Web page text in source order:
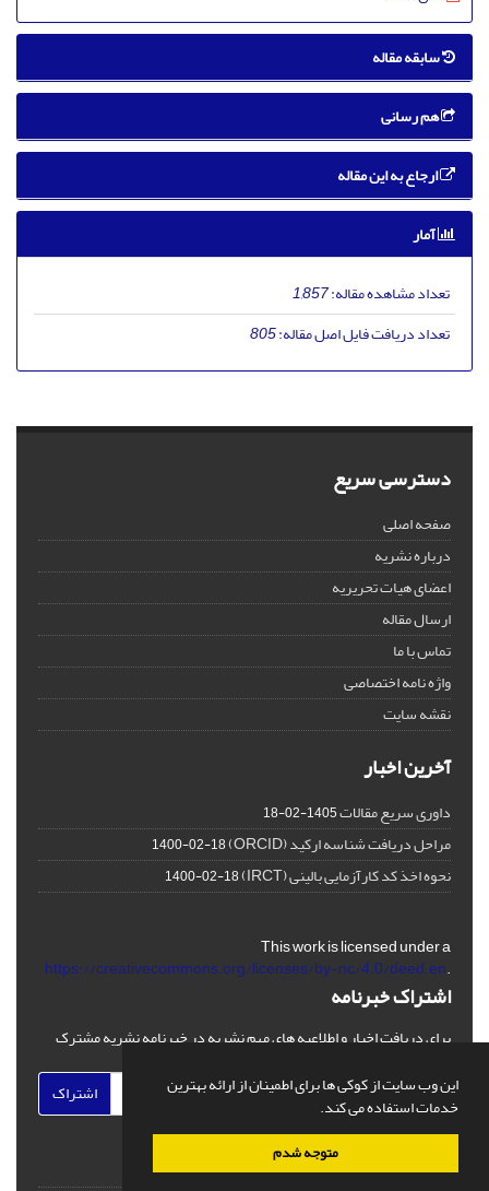
این وب سایت از کوکی ها برای اطمینان از ارائه بهترین
خدمات استفاده می کند.
متوجه شدم
سابقه مقاله
هم رسانی
ارجاع به این مقاله
آمار
تعداد مشاهده مقاله:1,857
تعداد دریافت فایل اصل مقاله:805
دسترسی سریع
صفحه اصلی
درباره نشریه
اعضای هیات تحریریه
ارسال مقاله
تماس با ما
واژه نامه اختصاصی
نقشه سایت
آخرین اخبار
داوری سریع مقالات1405-02-18
مراحل دریافت شناسه ارکید (ORCID) 1400-02-18
نحوه اخذ کد کارآزمایی بالینی (IRCT) 1400-02-18
This work is licensed under a
https://creativecommons.org/licenses/by-nc/4.0/deed.en.
اشتراک خبرنامه
برای دریافت اخبار و اطلاعیه های مهم نشریه در خبرنامه نشریه مشترک
اشتراک